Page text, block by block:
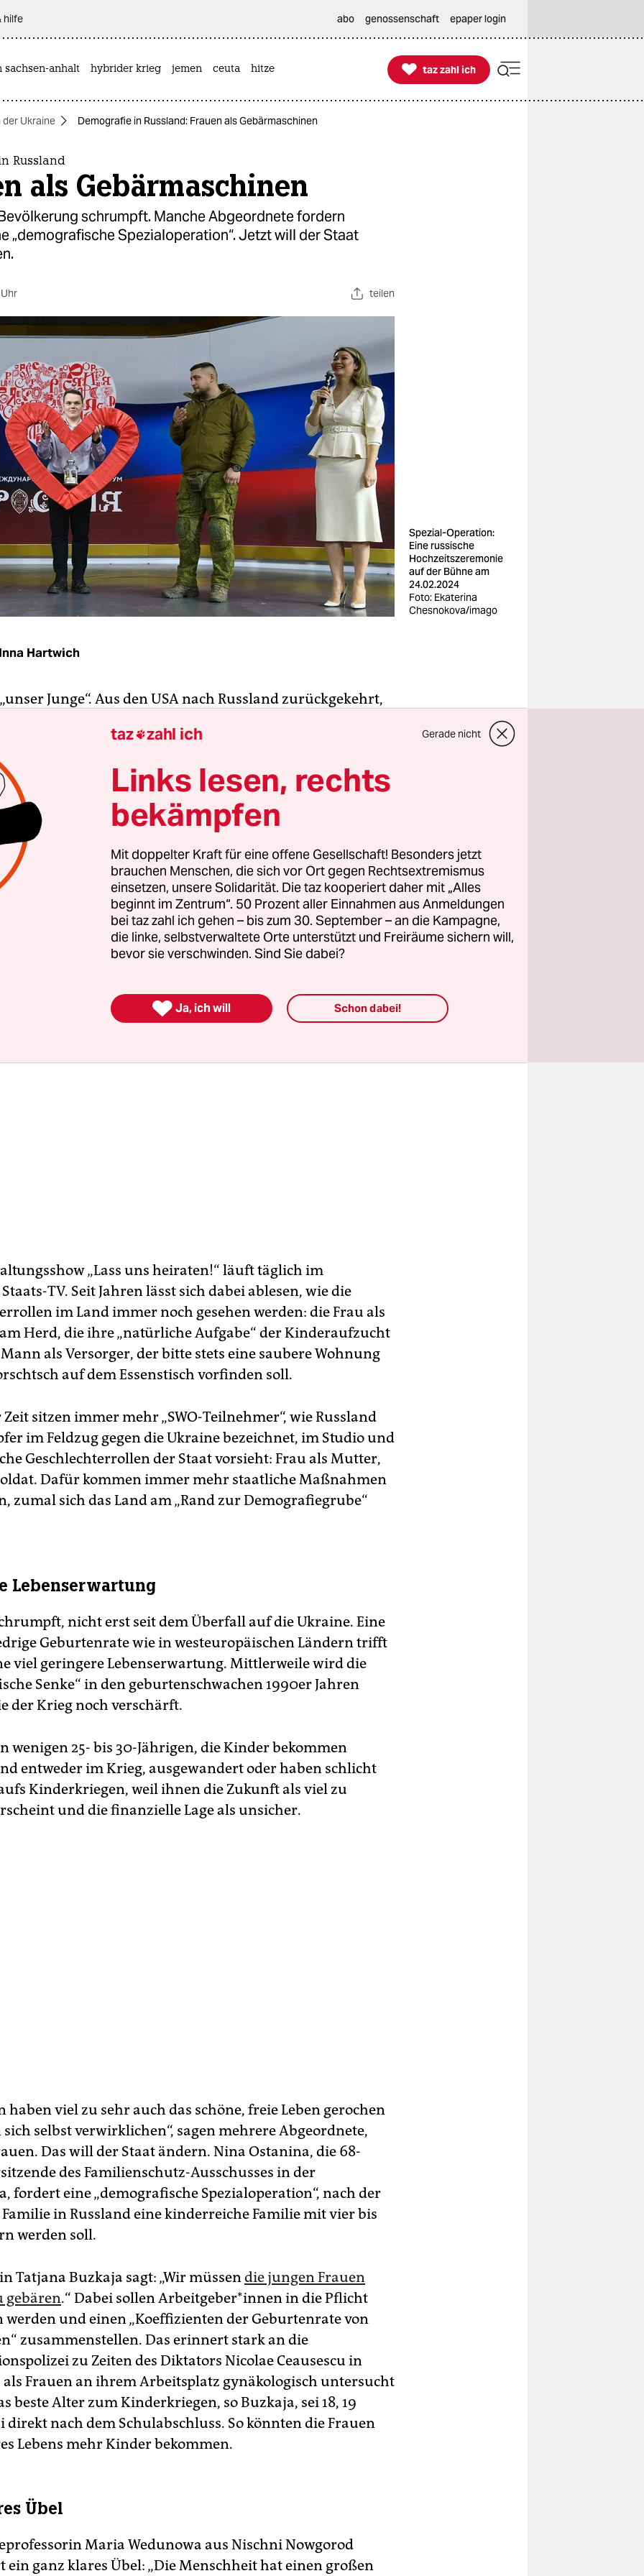
hilfe abo genossenschaft epaper login
sachsen-anhalt hybrider krieg jemen ceuta hitze 
taz zahl ich
taz zahl ich
der Ukraine Demografie in Russland: Frauen als Gebärmaschinen
Russland
als Gebärmaschinen
schrumpft. Manche Abgeordnete fordern
„demografische Spezialoperation“. Jetzt will der Staat
teilen
Spezial-Operation:
Eine russische
Hochzeitszeremonie
auf der Bühne am
24.02.2024
Foto: Ekaterina
Chesnokova/imago
Inna Hartwich
Junge“. Aus den USA nach Russland zurückgekehrt,
von seiner Angebeteten: „eine Patriotin mit
Werten, bloß keine Feministin, keine Liberale“, sagt der
Anzug, erstarrtes Lächeln, im hell erleuchteten
am Ende mit Alina von dannen ziehen, das Publikum
und seiner „langbeinigen Blondine“ applaudieren.
nicht, den Domostroi“ zu lesen, wird ihnen die Moderatorin
gealterte sowjetische Film-Diva, zurufen. Der Domostroi
aus der Zeit Iwan des Schrecklichen, der
für die Ehefrau empfiehlt und vor allem in russischen
„Lass uns heiraten!“ läuft täglich im
TV. Seit Jahren lässt sich dabei ablesen, wie die
im Land immer noch gesehen werden: die Frau als
Herd, die ihre „natürliche Aufgabe“ der Kinderaufzucht
als Versorger, der bitte stets eine saubere Wohnung
auf dem Essenstisch vorfinden soll.
sitzen immer mehr „SWO-Teilnehmer“, wie Russland
im Feldzug gegen die Ukraine bezeichnet, im Studio und
Geschlechterrollen der Staat vorsieht: Frau als Mutter,
Dafür kommen immer mehr staatliche Maßnahmen
zumal sich das Land am „Rand zur Demografiegrube“
Lebenserwartung
nicht erst seit dem Überfall auf die Ukraine. Eine
Geburtenrate wie in westeuropäischen Ländern trifft
viel geringere Lebenserwartung. Mittlerweile wird die
Senke“ in den geburtenschwachen 1990er Jahren
der Krieg noch verschärft.
wenigen 25- bis 30-Jährigen, die Kinder bekommen
entweder im Krieg, ausgewandert oder haben schlicht
Kinderkriegen, weil ihnen die Zukunft als viel zu
und die finanzielle Lage als unsicher.
haben viel zu sehr auch das schöne, freie Leben gerochen
selbst verwirklichen“, sagen mehrere Abgeordnete,
Das will der Staat ändern. Nina Ostanina, die 68-
des Familienschutz-Ausschusses in der
fordert eine „demografische Spezialoperation“, nach der
Familie in Russland eine kinderreiche Familie mit vier bis
werden soll.
Tatjana Buzkaja sagt: „Wir müssendie jungen Frauen
gebären.“ Dabei sollen Ar­beit­ge­be­r*in­nen in die Pflicht
werden und einen „Koeffizienten der Geburtenrate von
zusammenstellen. Das erinnert stark an die
zu Zeiten des Diktators Nicolae Ceausescu in
Frauen an ihrem Arbeitsplatz gynäkologisch untersucht
beste Alter zum Kinderkriegen, so Buzkaja, sei 18, 19
direkt nach dem Schulabschluss. So könnten die Frauen
Lebens mehr Kinder bekommen.
Übel
Maria Wedunowa aus Nischni Nowgorod
ganz klares Übel: „Die Menschheit hat einen großen
taz zahl ich Gerade nicht
Links lesen, rechts
bekämpfen
Mit doppelter Kraft für eine offene Gesellschaft! Besonders jetzt
brauchen Menschen, die sich vor Ort gegen Rechtsextremismus
einsetzen, unsere Solidarität. Die taz kooperiert daher mit „Alles
beginnt im Zentrum“. 50 Prozent aller Einnahmen aus Anmeldungen
bei taz zahl ich gehen – bis zum 30. September – an die Kampagne,
die linke, selbstverwaltete Orte unterstützt und Freiräume sichern will,
bevor sie verschwinden. Sind Sie dabei?
 Ja, ich will Schon dabei!